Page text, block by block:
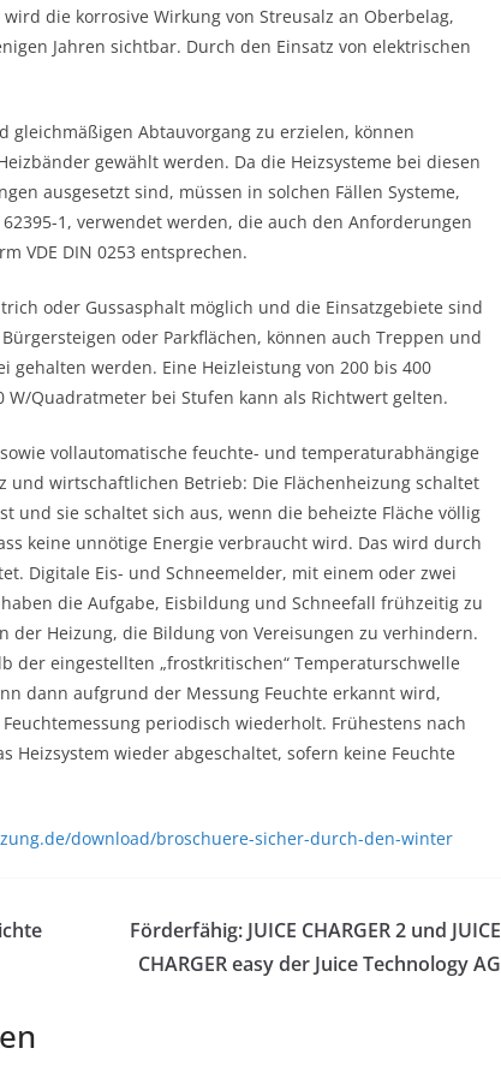
die korrosive Wirkung von Streusalz an Oberbelag,
Jahren sichtbar. Durch den Einsatz von elektrischen
gleichmäßigen Abtauvorgang zu erzielen, können
gewählt werden. Da die Heizsysteme bei diesen
ausgesetzt sind, müssen in solchen Fällen Systeme,
1, verwendet werden, die auch den Anforderungen
VDE DIN 0253 entsprechen.
oder Gussasphalt möglich und die Einsatzgebiete sind
oder Parkflächen, können auch Treppen und
werden. Eine Heizleistung von 200 bis 400
Quadratmeter bei Stufen kann als Richtwert gelten.
vollautomatische feuchte- und temperaturabhängige
wirtschaftlichen Betrieb: Die Flächenheizung schaltet
und sie schaltet sich aus, wenn die beheizte Fläche völlig
keine unnötige Energie verbraucht wird. Das wird durch
Digitale Eis- und Schneemelder, mit einem oder zwei
die Aufgabe, Eisbildung und Schneefall frühzeitig zu
Heizung, die Bildung von Vereisungen zu verhindern.
der eingestellten „frostkritischen“ Temperaturschwelle
dann aufgrund der Messung Feuchte erkannt wird,
periodisch wiederholt. Frühestens nach
wieder abgeschaltet, sofern keine Feuchte
download/broschuere-sicher-durch-den-winter
Förderfähig: JUICE CHARGER 2 und JUICE
CHARGER easy der Juice Technology AG